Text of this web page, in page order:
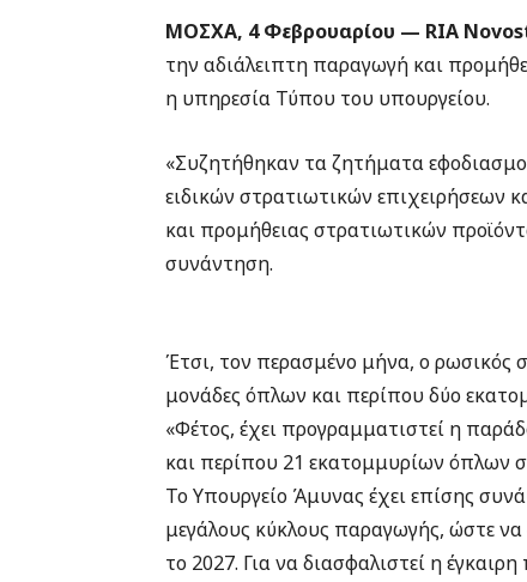
ΜΟΣΧΑ, 4 Φεβρουαρίου — RIA
την αδιάλειπτη παραγωγή και
η υπηρεσία Τύπου του υπουργείου.
«Συζητήθηκαν τα ζητήματα
ειδικών στρατιωτικών επιχειρήσεων
και προμήθειας στρατιωτικών
συνάντηση.
Έτσι, τον περασμένο μήνα, ο ρωσικός
μονάδες όπλων και περίπου δύο
«Φέτος, έχει προγραμματιστεί η
και περίπου 21 εκατομμυρίων όπλων
Το Υπουργείο Άμυνας έχει επίσης
μεγάλους κύκλους παραγωγής, ώστε
το 2027. Για να διασφαλιστεί η